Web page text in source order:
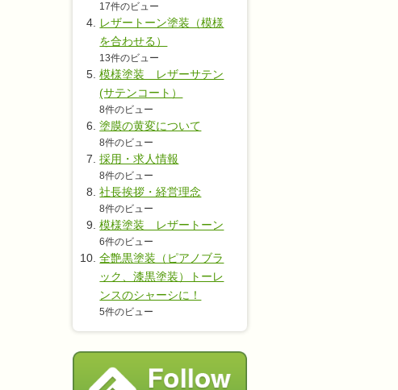
17件のビュー
レザートーン塗装（模様
を合わせる）
13件のビュー
模様塗装 レザーサテン
(サテンコート）
8件のビュー
塗膜の黄変について
8件のビュー
採用・求人情報
8件のビュー
社長挨拶・経営理念
8件のビュー
模様塗装 レザートーン
6件のビュー
全艶黒塗装（ピアノブラ
ック、漆黒塗装）トーレ
ンスのシャーシに！
5件のビュー